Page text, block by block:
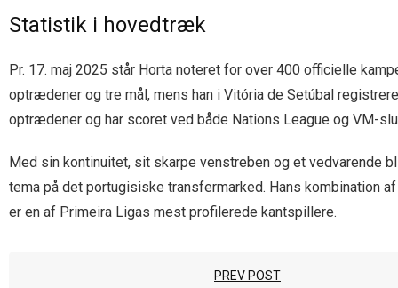
Statistik i hovedtræk
Pr. 17. maj 2025 står Horta noteret for over 400 officielle
optrædener og tre mål, mens han i Vitória de Setúbal
optrædener og har scoret ved både Nations League og VM-
Med sin kontinuitet, sit skarpe venstreben og et vedvarende
tema på det portugisiske transfermarked. Hans kombination
er en af Primeira Ligas mest profilerede kantspillere.
PREV POST